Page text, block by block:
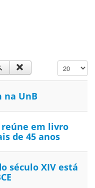
Exibir #
na UnB
em livro
de 45 anos
século XIV está